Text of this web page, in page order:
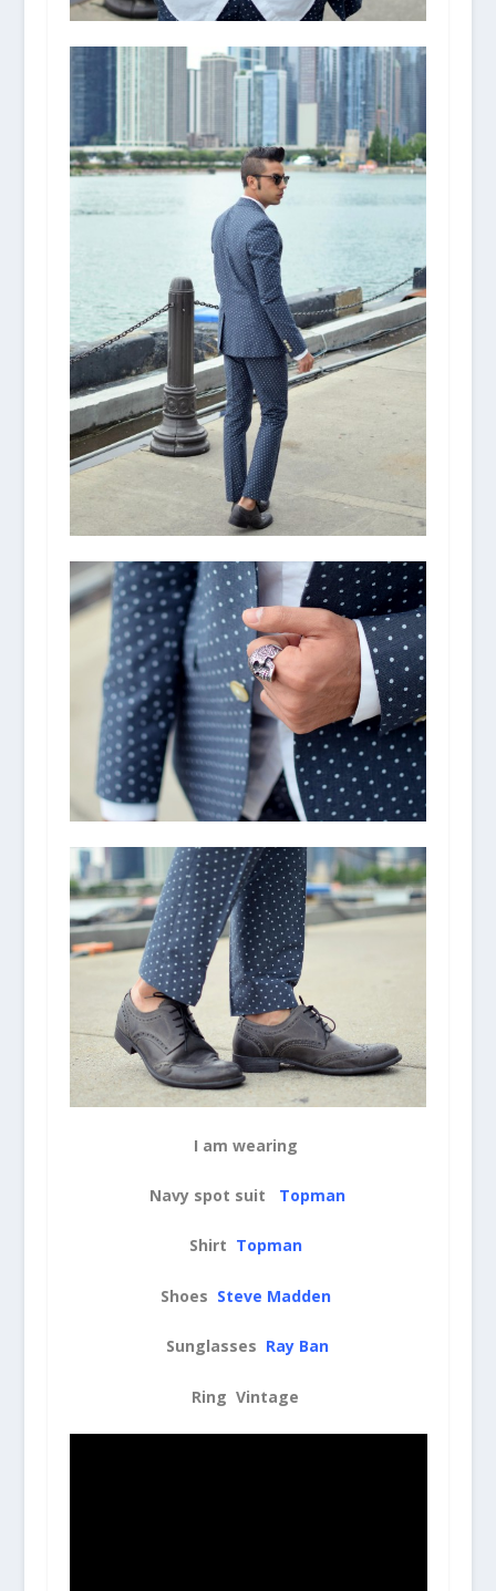
I am wearing
Navy spot suit Topman
Shirt Topman
Shoes Steve Madden
Sunglasses Ray Ban
Ring Vintage